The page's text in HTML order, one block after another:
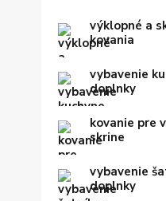
výklopné a
kovania
vybavenie
doplnky
kovanie pre
skrine
vybavenie
doplnky